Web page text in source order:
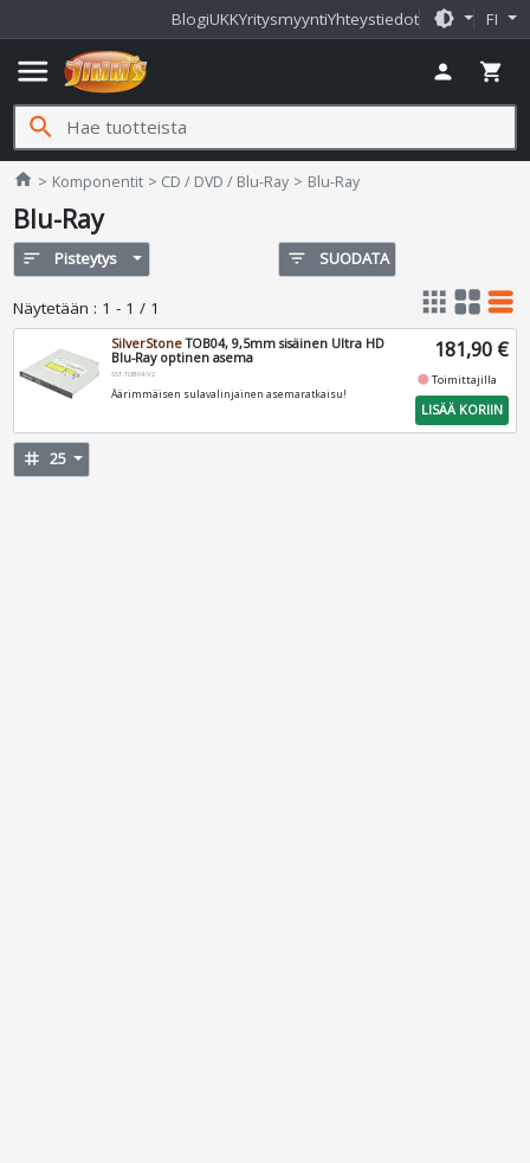
BlogiUKKYritysmyyntiYhteystiedot brightness_medium FI
menu person shopping_cart
search
home Jimms.fi
Komponentit CD / DVD / Blu-Ray Blu-Ray
Blu-Ray
sort Pisteytys filter_list SUODATA
Näytetään : 1 - 1 / 1 apps grid_view table_rows
SilverStoneTOB04, 9,5mm sisäinen Ultra HD
Blu-Ray optinen asema
SST-TOB04-V2
Äärimmäisen sulavalinjainen asemaratkaisu!
181,90 €
fiber_manual_recordToimittajilla
LISÄÄ KORIIN
tag 25